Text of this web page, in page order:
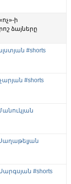
ի
ձայները
#shorts
#shorts
#shorts